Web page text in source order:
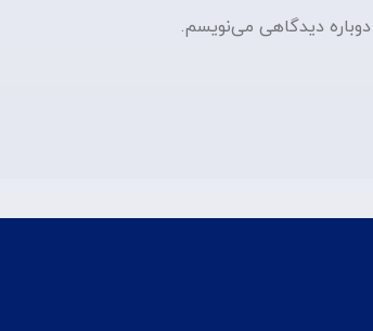
دیدگاهی می‌نویسم.